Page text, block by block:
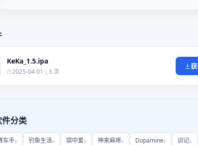
KeKa_1.5.ipa
2025-04-01 3 次
分类
车手 钓鱼生活 袋中爱 神来麻将 Dopamine 训记